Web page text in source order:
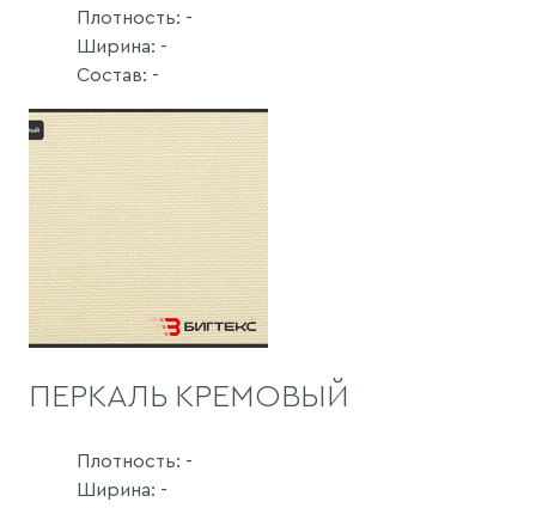
Плотность: -
Ширина: -
Состав: -
ПЕРКАЛЬ КРЕМОВЫЙ
Плотность: -
Ширина: -